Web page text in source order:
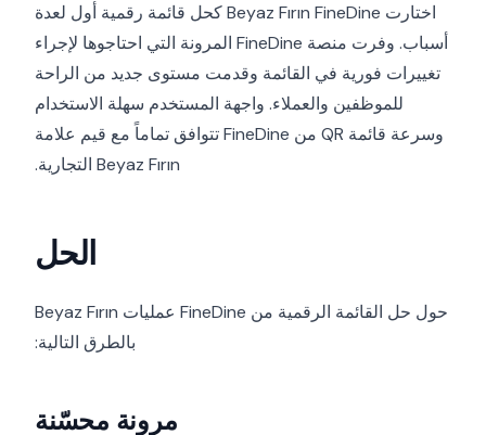
اختارت Beyaz Fırın FineDine كحل قائمة رقمية أول لعدة
أسباب. وفرت منصة FineDine المرونة التي احتاجوها لإجراء
تغييرات فورية في القائمة وقدمت مستوى جديد من الراحة
للموظفين والعملاء. واجهة المستخدم سهلة الاستخدام
وسرعة قائمة QR من FineDine تتوافق تماماً مع قيم علامة
Beyaz Fırın التجارية.
الحل
حول حل القائمة الرقمية من FineDine عمليات Beyaz Fırın
بالطرق التالية:
مرونة محسّنة